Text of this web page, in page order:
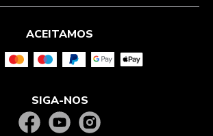
ACEITAMOS
SIGA-NOS